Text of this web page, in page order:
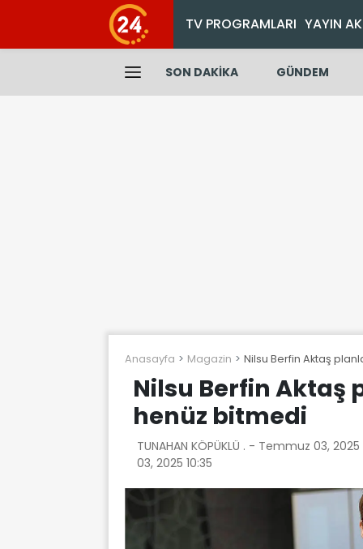
TV PROGRAMLARI YAYIN
SON DAKİKA GÜNDEM
Anasayfa Magazin Nilsu Berfin Aktaş
Nilsu Berfin Aktaş
henüz bitmedi
TUNAHAN KÖPÜKLÜ . - Temmuz 03, 2025
03, 2025 10:35